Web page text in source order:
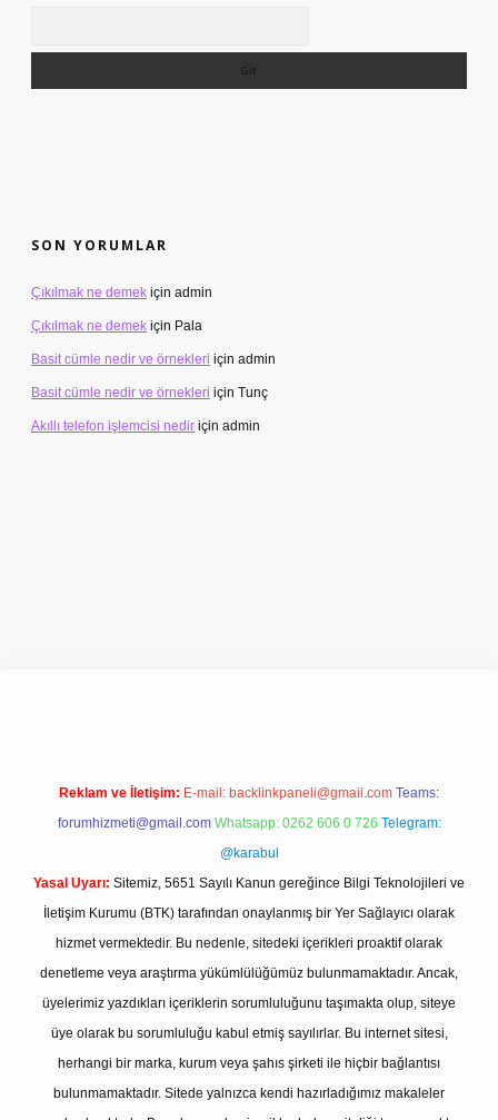
SON YORUMLAR
Çıkılmak ne demek için admin
Çıkılmak ne demek için Pala
Basit cümle nedir ve örnekleri için admin
Basit cümle nedir ve örnekleri için Tunç
Akıllı telefon işlemcisi nedir için admin
Reklam ve İletişim: E-mail: backlinkpaneli@gmail.com Teams:
forumhizmeti@gmail.com Whatsapp: 0262 606 0 726 Telegram:
@karabul
Yasal Uyarı: Sitemiz, 5651 Sayılı Kanun gereğince Bilgi Teknolojileri ve
İletişim Kurumu (BTK) tarafından onaylanmış bir Yer Sağlayıcı olarak
hizmet vermektedir. Bu nedenle, sitedeki içerikleri proaktif olarak
denetleme veya araştırma yükümlülüğümüz bulunmamaktadır. Ancak,
üyelerimiz yazdıkları içeriklerin sorumluluğunu taşımakta olup, siteye
üye olarak bu sorumluluğu kabul etmiş sayılırlar. Bu internet sitesi,
herhangi bir marka, kurum veya şahıs şirketi ile hiçbir bağlantısı
bulunmamaktadır. Sitede yalnızca kendi hazırladığımız makaleler